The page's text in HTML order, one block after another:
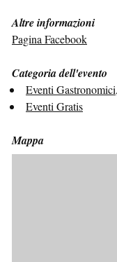
Altre informazioni
Pagina Facebook
Categoria dell'evento
Eventi
Eventi Gratis
Mappa